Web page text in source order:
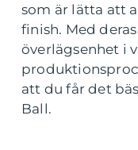
som är lätta att
finish. Med
överlägsenhet i
att du får det
Ball.